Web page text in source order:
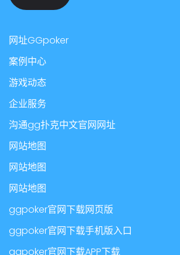
网址GGpoker
案例中心
游戏动态
企业服务
沟通gg扑克中文官网网址
网站地图
网站地图
网站地图
ggpoker官网下载网页版
ggpoker官网下载手机版入口
ggpoker官网下载APP下载